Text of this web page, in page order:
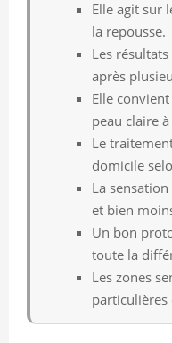
Elle agit sur
la repousse.
Les
après
Elle
peau claire
Le
domicile
La
et bien
Un bon
toute la
Les zones
particulières